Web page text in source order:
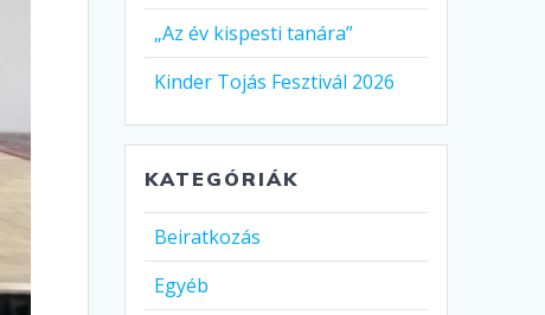
„Az év kispesti tanára”
Kinder Tojás Fesztivál 2026
KATEGÓRIÁK
Beiratkozás
Egyéb